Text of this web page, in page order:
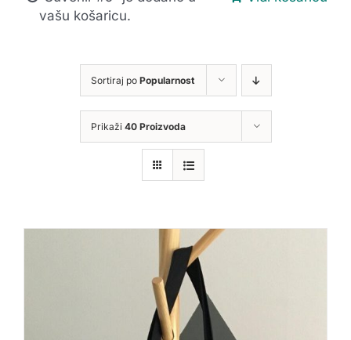
vašu košaricu.
Sortiraj po Popularnost
Prikaži 40 Proizvoda